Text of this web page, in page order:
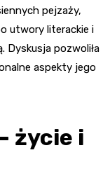
pejzaży,
utwory literackie i
Dyskusja pozwoliła
aspekty jego
życie i